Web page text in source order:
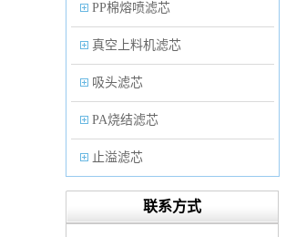
PP棉熔喷滤芯
真空上料机滤芯
吸头滤芯
PA烧结滤芯
止溢滤芯
PP塑料过滤器
联系方式